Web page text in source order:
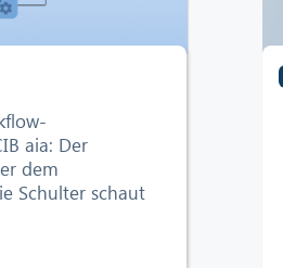
aia: Der
dem
Schulter schaut